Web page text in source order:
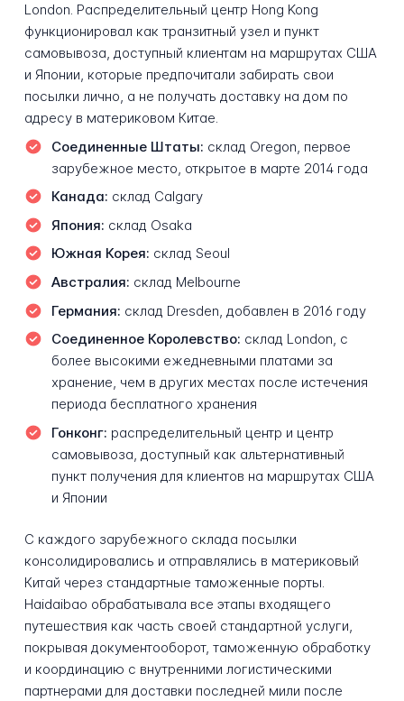
London. Распределительный центр Hong Kong
функционировал как транзитный узел и пункт
самовывоза, доступный клиентам на маршрутах США
и Японии, которые предпочитали забирать свои
посылки лично, а не получать доставку на дом по
адресу в материковом Китае.
Соединенные Штаты: склад Oregon, первое
зарубежное место, открытое в марте 2014 года
Канада: склад Calgary
Япония: склад Osaka
Южная Корея: склад Seoul
Австралия: склад Melbourne
Германия: склад Dresden, добавлен в 2016 году
Соединенное Королевство: склад London, с
более высокими ежедневными платами за
хранение, чем в других местах после истечения
периода бесплатного хранения
Гонконг: распределительный центр и центр
самовывоза, доступный как альтернативный
пункт получения для клиентов на маршрутах США
и Японии
С каждого зарубежного склада посылки
консолидировались и отправлялись в материковый
Китай через стандартные таможенные порты.
Haidaibao обрабатывала все этапы входящего
путешествия как часть своей стандартной услуги,
покрывая документооборот, таможенную обработку
и координацию с внутренними логистическими
партнерами для доставки последней мили после